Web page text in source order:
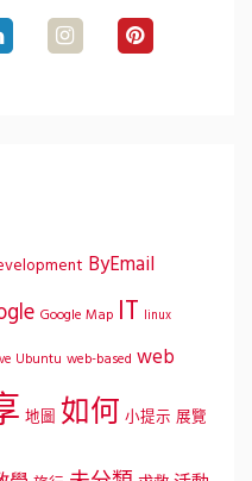
ByEmail
Google Map IT linux
Ubuntu web-based web
地圖 如何 小提示 展覽